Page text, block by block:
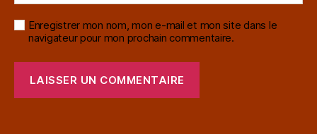
Enregistrer mon nom, mon e-mail et mon site dans le
navigateur pour mon prochain commentaire.